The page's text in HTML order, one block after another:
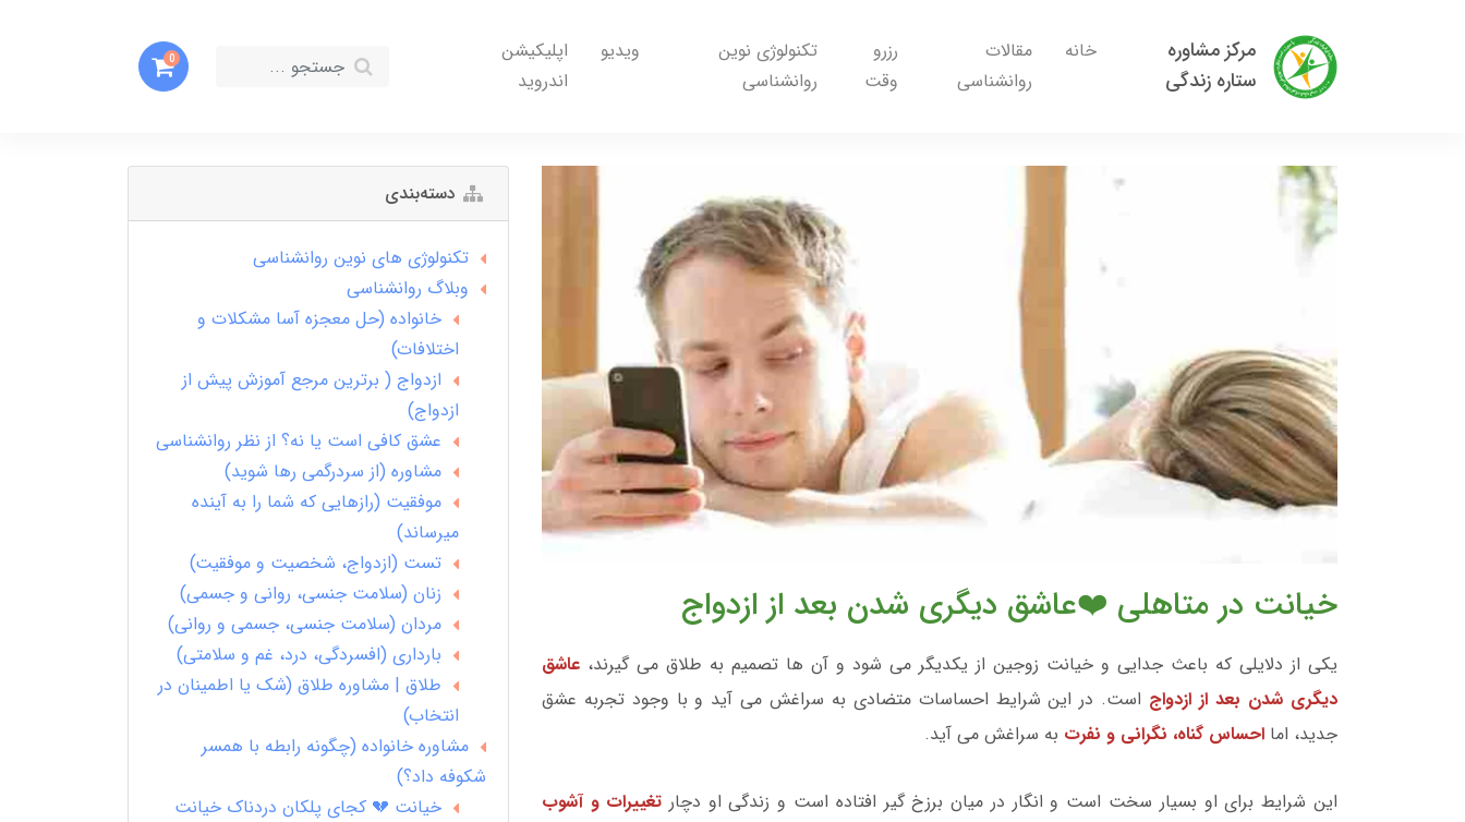
مرکز مشاوره
ستاره زندگی
خانه
مقالات
روانشناسی
رزرو
وقت
تکنولوژی نوین
روانشناسی
ویدیو
اپلیکیشن
اندروید
0
خیانت در متاهلی ❤️عاشق دیگری شدن بعد از ازدواج
یکی از دلایلی که باعث جدایی و خیانت زوجین از یکدیگر می شود و آن ها تصمیم به طلاق می گیرند، عاشق
دیگری شدن بعد از ازدواج است. در این شرایط احساسات متضادی به سراغش می آید و با وجود تجربه عشق
جدید، اما احساس گناه، نگرانی و نفرت به سراغش می آید.
این شرایط برای او بسیار سخت است و انگار در میان برزخ گیر افتاده است و زندگی او دچار تغییرات و آشوب
دسته‌بندی
تکنولوژی های نوین روانشناسی
وبلاگ روانشناسی
خانواده (حل معجزه آسا مشکلات و
اختلافات)
ازدواج ( برترین مرجع آموزش پیش از
ازدواج)
عشق کافی است یا نه؟ از نظر روانشناسی
مشاوره (از سردرگمی رها شوید)
موفقیت (رازهایی که شما را به آینده
میرساند)
تست (ازدواج، شخصیت و موفقیت)
زنان (سلامت جنسی، روانی و جسمی)
مردان (سلامت جنسی، جسمی و روانی)
بارداری (افسردگی، درد، غم و سلامتی)
طلاق | مشاوره طلاق (شک یا اطمینان در
انتخاب)
مشاوره خانواده (چگونه رابطه با همسر
شکوفه داد؟)
خیانت 💔 کجای پلکان دردناک خیانت